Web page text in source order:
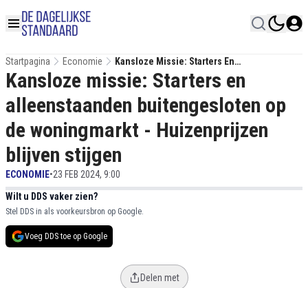
Startpagina Economie
Kansloze Missie: Starters En
Alleenstaanden Buitengesloten Op De
Woningmarkt - Huizenprijzen Blijven Stijgen
Kansloze missie: Starters en
alleenstaanden buitengesloten op
de woningmarkt - Huizenprijzen
blijven stijgen
ECONOMIE•23 FEB 2024, 9:00
Wilt u DDS vaker zien?
Stel DDS in als voorkeursbron op Google.
Voeg DDS toe op Google
Delen met